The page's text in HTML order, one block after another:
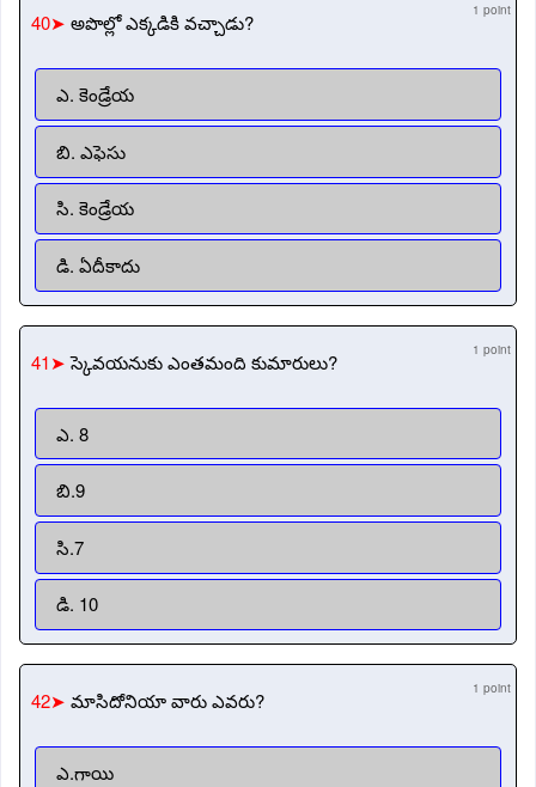
40➤ అపొల్లో ఎక్కడికి వచ్చాడు? 1 point
ఎ. కెండ్రేయ
బి. ఎఫెసు
సి. కెండ్రేయ
డి. ఏదీకాదు
41➤స్కెవయనుకు ఎంతమంది కుమారులు? 1 point
ఎ. 8
బి.9
సి.7
డి. 10
42➤ మాసిదోనియా వారు ఎవరు? 1 point
ఎ.గాయి